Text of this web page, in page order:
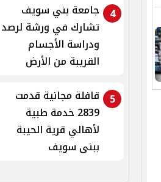
4
جامعة بني سويف
تشارك في ورشة لرصد
ودراسة الأجسام
القريبة من الأرض
5
قافلة مجانية قدمت
2839 خدمة طبية
لأهالي قرية الحيبة
ببنى سويف